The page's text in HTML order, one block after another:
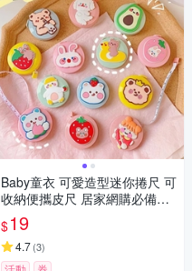
Baby童衣 可愛造型迷你捲尺 可
收納便攜皮尺 居家網購必備聖
品 11709
$19
4.7(3)